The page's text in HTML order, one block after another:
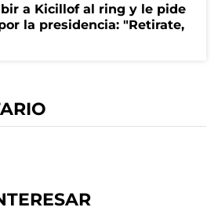
a Kicillof al ring y le pide
la presidencia: "Retirate,